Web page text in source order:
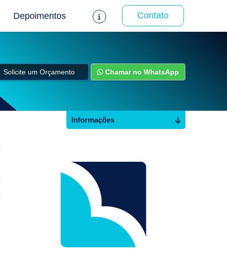
Depoimentos Contato
Solicite um Orçamento Chamar no WhatsApp
Informações